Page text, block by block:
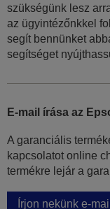
szükségünk lesz
az ügyintézőnkkel
segít bennünket
segítséget
E-mail írása az
A garanciális
kapcsolatot online
termékre lejár a
Írjon nekünk e-